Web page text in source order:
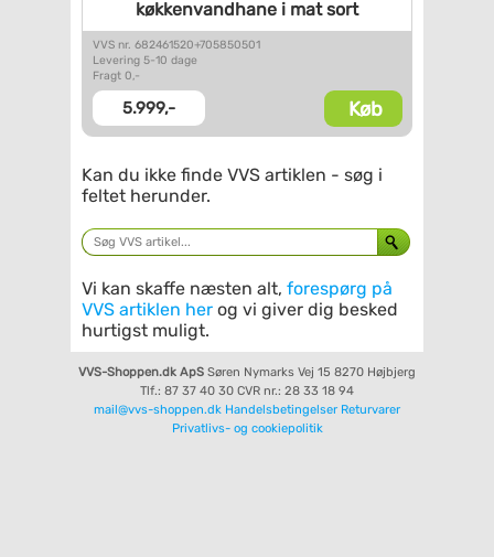
køkkenvandhane i mat sort
VVS nr. 682461520+705850501
Levering 5-10 dage
Fragt 0,-
5.999,- Køb
Kan du ikke finde VVS artiklen - søg i
feltet herunder.
Vi kan skaffe næsten alt, forespørg på
VVS artiklen her og vi giver dig besked
hurtigst muligt.
VVS-Shoppen.dk ApS Søren Nymarks Vej 15 8270 Højbjerg
Tlf.: 87 37 40 30 CVR nr.: 28 33 18 94
mail@vvs-shoppen.dk Handelsbetingelser Returvarer
Privatlivs- og cookiepolitik